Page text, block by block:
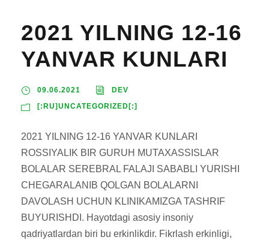
2021 YILNING 12-16
YANVAR KUNLARI
09.06.2021 DEV
[:RU]UNCATEGORIZED[:]
2021 YILNING 12-16 YANVAR KUNLARI
ROSSIYALIK BIR GURUH MUTAXASSISLAR
BOLALAR SEREBRAL FALAJI SABABLI YURISHI
CHEGARALANIB QOLGAN BOLALARNI
DAVOLASH UCHUN KLINIKAMIZGA TASHRIF
BUYURISHDI. Hayotdagi asosiy insoniy
qadriyatlardan biri bu erkinlikdir. Fikrlash erkinligi,